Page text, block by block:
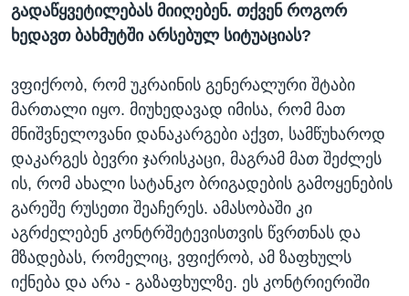
გადაწყვეტილებას მიიღებენ. თქვენ როგორ
ხედავთ ბახმუტში არსებულ სიტუაციას?
ვფიქრობ, რომ უკრაინის გენერალური შტაბი
მართალი იყო. მიუხედავად იმისა, რომ მათ
მნიშვნელოვანი დანაკარგები აქვთ, სამწუხაროდ
დაკარგეს ბევრი ჯარისკაცი, მაგრამ მათ შეძლეს
ის, რომ ახალი სატანკო ბრიგადების გამოყენების
გარეშე რუსეთი შეაჩერეს. ამასობაში კი
აგრძელებენ კონტრშეტევისთვის წვრთნას და
მზადებას, რომელიც, ვფიქრობ, ამ ზაფხულს
იქნება და არა - გაზაფხულზე. ეს კონტრიერიში